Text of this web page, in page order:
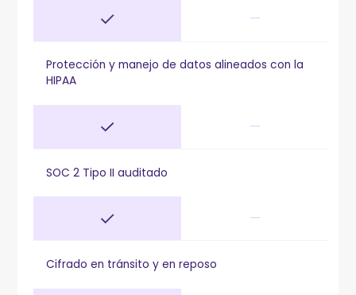
—
Protección y manejo de datos alineados con la
HIPAA
—
SOC 2 Tipo II auditado
—
Cifrado en tránsito y en reposo